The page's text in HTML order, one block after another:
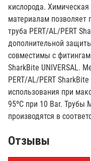
кислорода.
материалам
труба PERT/AL/PERT
дополнительной
совместимы с
SharkBite UNIVERSAL.
PERT/AL/PERT
использования при
95ºC при 10 Bar.
производятся в
Отзывы